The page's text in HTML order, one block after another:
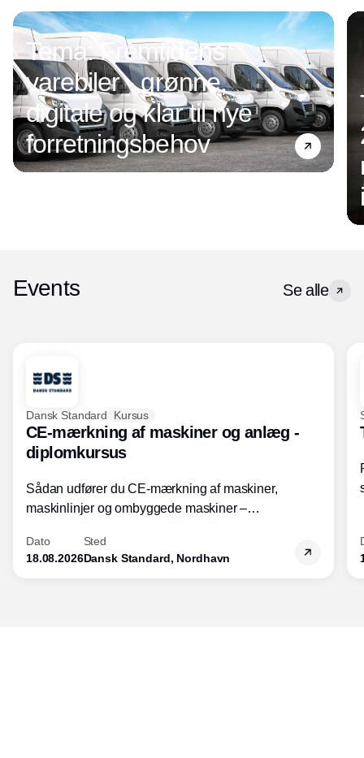
Tema: Fremtidens
varebiler - grønne,
digitale og klar til nye
forretningsbehov
Events Se alle
Dansk Standard Kursus
CE-mærkning af maskiner og anlæg -
diplomkursus
Sådan udfører du CE-mærkning af maskiner,
maskinlinjer og ombyggede maskiner –
Dato
18.08.2026
Sted
Dansk Standard, Nordhavn